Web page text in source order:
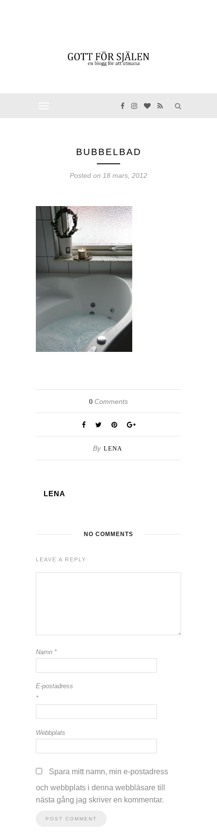
BUBBELBAD
Posted on 18 mars, 2012
0 Comments
By LENA
LENA
NO COMMENTS
LEAVE A REPLY
Namn *
E-postadress
*
Webbplats
Spara mitt namn, min e-postadress
och webbplats i denna webbläsare till
nästa gång jag skriver en kommentar.